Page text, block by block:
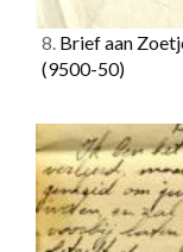
8. Brief aan
(9500-50)